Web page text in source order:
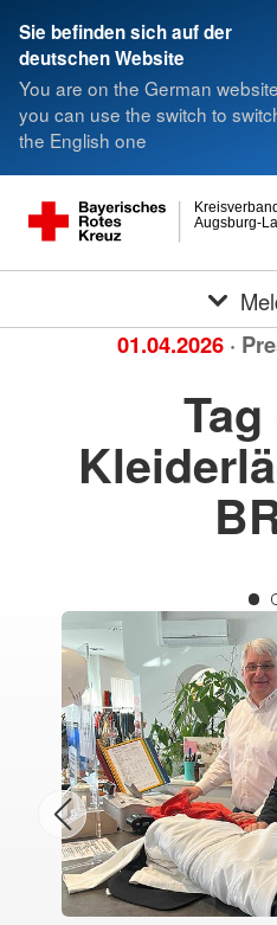
Sie befinden sich auf der
deutschen Website
You are on the German
you can use the switch to
the English one
Augsburg-
Kreisverband
01.04.2026 ·